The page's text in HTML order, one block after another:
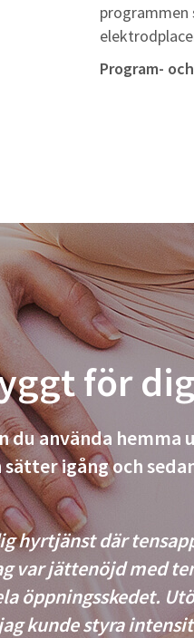
programmen
Program-
för
du använda
igång och
hyrtjänst där
var jättenöjd med
öppningsskedet.
kunde styra